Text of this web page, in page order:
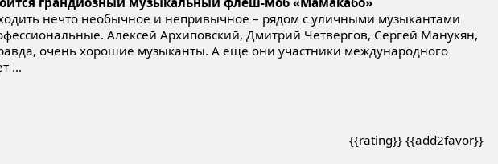
нечто необычное и непривычное – рядом с уличными музыкантами
Алексей Архиповский, Дмитрий Четвергов, Сергей Манукян,
очень хорошие музыканты. А еще они участники международного
...
{{rating}} {{add2favor}}